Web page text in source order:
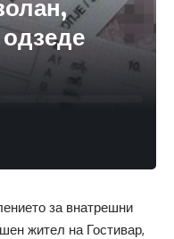
за внатрешни
жител на Гостивар,